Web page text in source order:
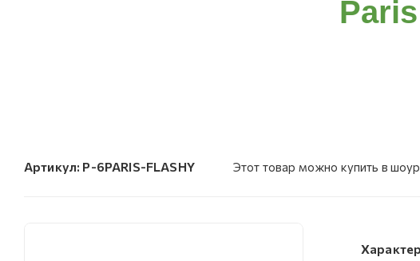
Артикул: P-6PARIS-FLASHY Этот товар можно купить в